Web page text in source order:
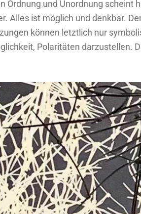
Ordnung und Unordnung
Alles ist möglich und denkbar.
können letztlich nur
Polaritäten darzustellen.